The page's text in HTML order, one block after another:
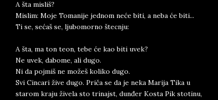
A šta misliš?
Mislim: Moje Tomanije jednom neće biti, a neba će biti...
Ti se, sećaš se, ljubomorno štecnju:
A šta, ma ton teon, tebe će kao biti uvek?
Ne uvek, dabome, ali dugo.
Ni da pojmiš ne možeš koliko dugo.
Svi Cincari žive dugo. Priča se da je neka Marija Tika u
starom kraju živela sto trinajst, dunđer Kosta Pik stotinu,